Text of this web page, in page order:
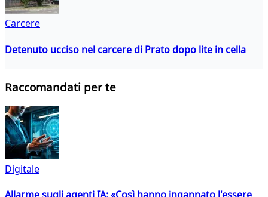
Carcere
Detenuto ucciso nel carcere di Prato dopo lite in cella
Raccomandati per te
Digitale